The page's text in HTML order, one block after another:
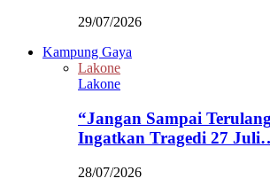
29/07/2026
Kampung Gaya
Lakone
Lakone
“Jangan Sampai
Ingatkan Tragedi 27
28/07/2026